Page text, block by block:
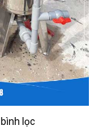
lọc